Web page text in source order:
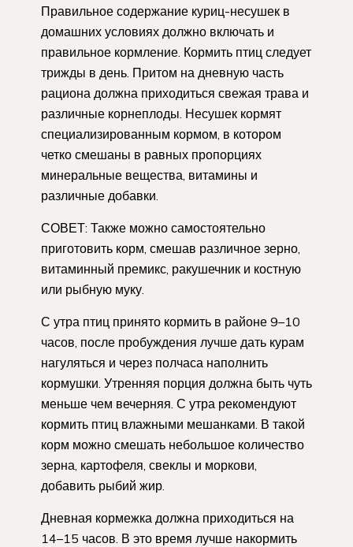
Правильное содержание куриц-несушек в
домашних условиях должно включать и
правильное кормление. Кормить птиц следует
трижды в день. Притом на дневную часть
рациона должна приходиться свежая трава и
различные корнеплоды. Несушек кормят
специализированным кормом, в котором
четко смешаны в равных пропорциях
минеральные вещества, витамины и
различные добавки.
СОВЕТ: Также можно самостоятельно
приготовить корм, смешав различное зерно,
витаминный премикс, ракушечник и костную
или рыбную муку.
С утра птиц принято кормить в районе 9–10
часов, после пробуждения лучше дать курам
нагуляться и через полчаса наполнить
кормушки. Утренняя порция должна быть чуть
меньше чем вечерняя. С утра рекомендуют
кормить птиц влажными мешанками. В такой
корм можно смешать небольшое количество
зерна, картофеля, свеклы и моркови,
добавить рыбий жир.
Дневная кормежка должна приходиться на
14–15 часов. В это время лучше накормить